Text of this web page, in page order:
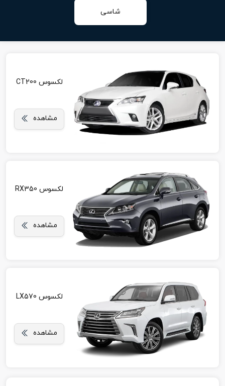
شاسی
لکسوس CT200
مشاهده
لکسوس RX350
مشاهده
لکسوس LX570
مشاهده